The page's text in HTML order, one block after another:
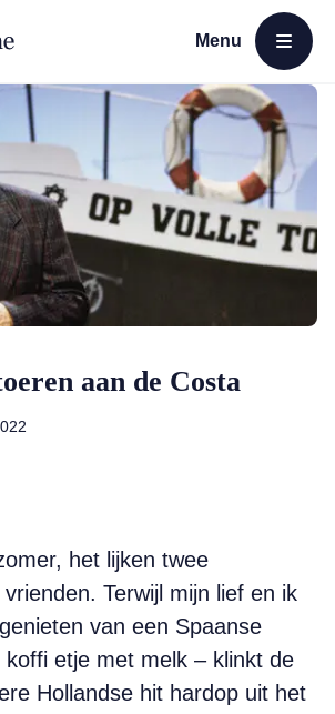
Menu
Open menu
aan de Costa
het lijken twee
Terwijl mijn lief en ik
van een Spaanse
etje met melk – klinkt de
Hollandse hit hardop uit het